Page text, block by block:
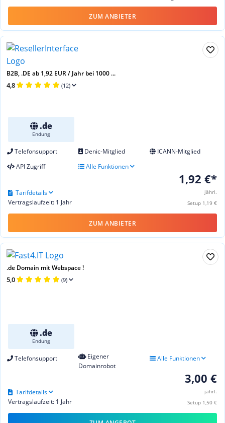
ZUM ANBIETER
B2B, .DE ab 1,92 EUR / Jahr bei 1000 ...
4,8 (12)
.de
Endung
Telefonsupport Denic-Mitglied
ICANN-Mitglied
API Zugriff
Alle Funktionen
1,92 €*
jährl.
Setup 1,19 €
Vertragslaufzeit: 1 Jahr
Tarifdetails
ZUM ANBIETER
.de Domain mit Webspace !
5,0 (9)
.de
Endung
Telefonsupport
Eigener
Domainrobot
Alle Funktionen
3,00 €
jährl.
Setup 1,50 €
Vertragslaufzeit: 1 Jahr
Tarifdetails